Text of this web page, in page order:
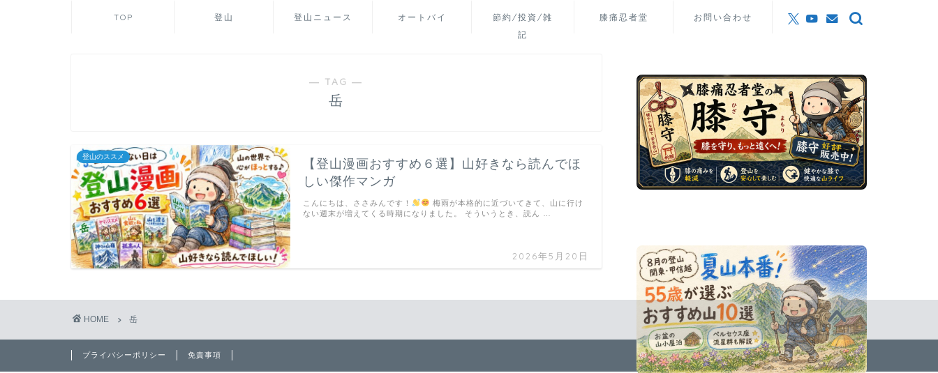
TOP 登山 登山ニュース オートバイ
節約/投資/雑
記
膝痛忍者堂 お問い合わせ
― TAG ―
岳
登山のススメ
【登山漫画おすすめ６選】山好きなら読んでほ
しい傑作マンガ
2026年5月20日
こんにちは、ささみんです！
梅雨が本格的に近づいてきて、山に行け
ない週末が増えてくる時期になりました。 そういうとき、読ん …
HOME 岳
プライバシーポリシー 免責事項 2023–2026 ささみんの「今日が人生で一番若い日です!」